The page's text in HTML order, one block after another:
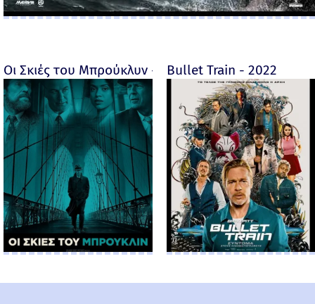
Οι Σκιές του Μπρούκλυν - Motherless Brooklyn -
Bullet Train - 2022